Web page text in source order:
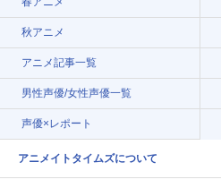
秋アニメ
アニメ記事一覧
男性声優/女性声優一覧
声優×レポート
アニメイトタイムズについて